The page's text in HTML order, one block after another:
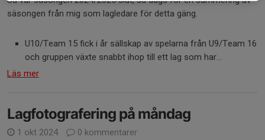
säsongen från mig som lagledare för detta gäng.
U10/Team 15 fick i år sällskap av spelarna från U9/Team 16
och gruppen växte snabbt ihop till ett lag som har...
Läs mer
Lagfotografering på måndag
1 okt 2024
0 kommentarer